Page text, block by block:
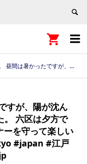


した。 六区は夕方でも人がたくさんいます。 #マナーを守って楽しい街歩き #浅草 #asakusa #tokyo #japan #江戸文化の街 https://e-asakusa.jp
すが、陽が沈ん
。 六区は夕方で
ーを守って楽しい
#japan #江戸